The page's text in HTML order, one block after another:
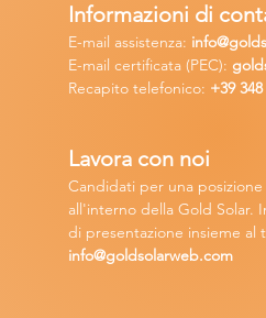
Lavora con noi
Candidati per una posizione
all'interno della Gold Solar.
di presentazione insieme al
info@goldsolarweb.com
Informazioni di
E-mail assistenza: info
E-mail certificata (PEC):
Recapito telefonico: +39